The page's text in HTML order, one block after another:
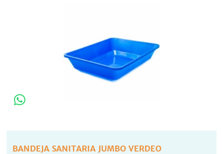
BANDEJA SANITARIA JUMBO VERDEO